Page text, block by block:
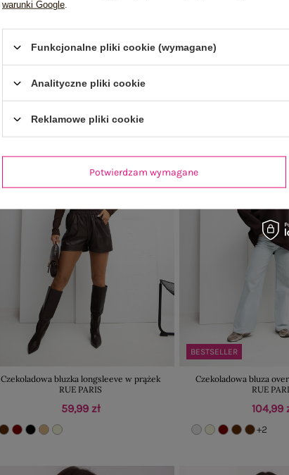
Bordowa bawełniana bluzka w prążek RUE
Czekoladowa bluzka longsleeve w prążek
RUE PARIS
59,99 zł
BESTSELLER
Czekoladowa bluza
RUE
104,99
+2
warunki Google
Funkcjonalne pliki cookie (wymagane)
Analityczne pliki cookie
Reklamowe pliki cookie
Potwierdzam wymagane